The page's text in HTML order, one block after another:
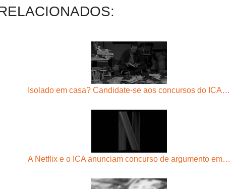
Isolado em casa? Candidate-se aos concursos do ICA…
A Netflix e o ICA anunciam concurso de argumento em…